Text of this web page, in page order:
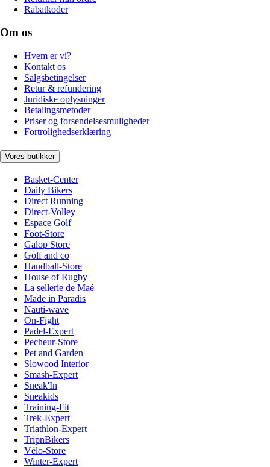
Rabatkoder
Om os
Hvem er vi?
Kontakt os
Salgsbetingelser
Retur & refundering
Juridiske oplysninger
Betalingsmetoder
Priser og forsendelsesmuligheder
Fortrolighedserklæring
Vores butikker
Basket-Center
Daily Bikers
Direct Running
Direct-Volley
Espace Golf
Foot-Store
Galop Store
Golf and co
Handball-Store
House of Rugby
La sellerie de Maé
Made in Paradis
Nauti-wave
On-Fight
Padel-Expert
Pecheur-Store
Pet and Garden
Slowood Interior
Smash-Expert
Sneak'In
Sneakids
Training-Fit
Trek-Expert
Triathlon-Expert
TripnBikers
Vélo-Store
Winter-Expert